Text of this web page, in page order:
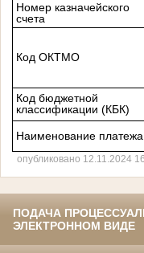
Номер казначейского
счета
Код ОКТМО
Код бюджетной
классификации (КБК)
Наименование платежа
опубликовано 12.11.2024
ПОДАЧА
ЭЛЕКТРОННОМ ВИДЕ